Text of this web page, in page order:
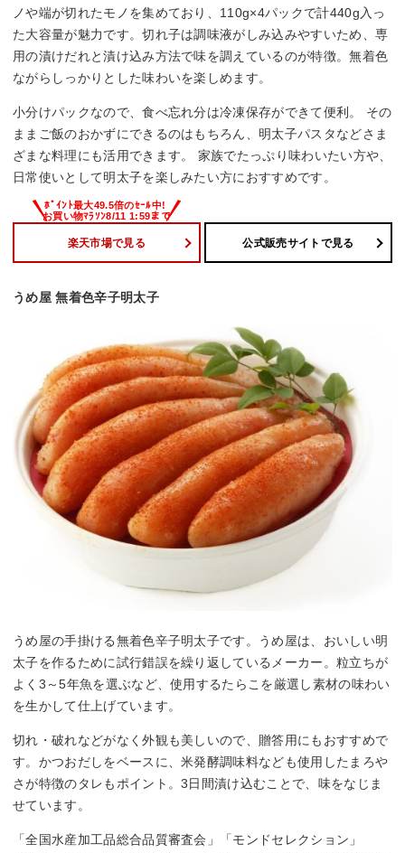
ノや端が切れたモノを集めており、110g×4パックで計440g入っ
た大容量が魅力です。切れ子は調味液がしみ込みやすいため、専
用の漬けだれと漬け込み方法で味を調えているのが特徴。無着色
ながらしっかりとした味わいを楽しめます。
小分けパックなので、食べ忘れ分は冷凍保存ができて便利。 その
ままご飯のおかずにできるのはもちろん、明太子パスタなどさま
ざまな料理にも活用できます。 家族でたっぷり味わいたい方や、
日常使いとして明太子を楽しみたい方におすすめです。
楽天市場で見る 公式販売サイトで見る
うめ屋 無着色辛子明太子
うめ屋の手掛ける無着色辛子明太子です。うめ屋は、おいしい明
太子を作るために試行錯誤を繰り返しているメーカー。粒立ちが
よく3～5年魚を選ぶなど、使用するたらこを厳選し素材の味わい
を生かして仕上げています。
切れ・破れなどがなく外観も美しいので、贈答用にもおすすめで
す。かつおだしをベースに、米発酵調味料なども使用したまろや
さが特徴のタレもポイント。3日間漬け込むことで、味をなじま
せています。
「全国水産加工品総合品質審査会」「モンドセレクション」